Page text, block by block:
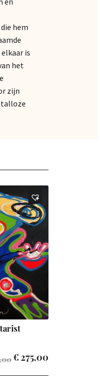
hem
is
het
zijn
talloze
€275,00